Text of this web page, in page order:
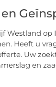
Westland
Heeft u
Uw
en